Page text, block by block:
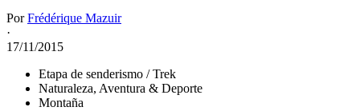
PorFrédérique Mazuir
·
17/11/2015
Etapa de senderismo / Trek
Naturaleza, Aventura & Deporte
Montaña